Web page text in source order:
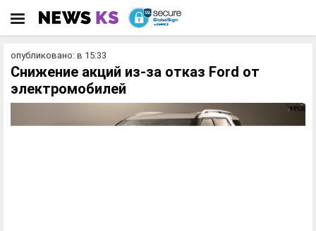
опубликовано: в 15:33
Снижение акций из-за отказ Ford от
электромобилей